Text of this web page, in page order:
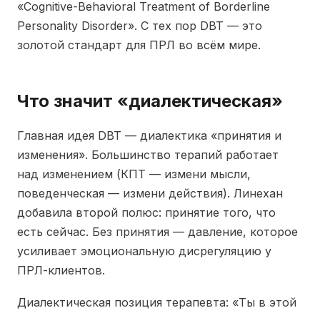
«Cognitive-Behavioral Treatment of Borderline
Personality Disorder». С тех пор DBT — это
золотой стандарт для ПРЛ во всём мире.
Что значит «диалектическая»
Главная идея DBT — диалектика «принятия и
изменения». Большинство терапий работает
над изменением (КПТ — измени мысли,
поведенческая — измени действия). Линехан
добавила второй полюс: принятие того, что
есть сейчас. Без принятия — давление, которое
усиливает эмоциональную дисрегуляцию у
ПРЛ-клиентов.
Диалектическая позиция терапевта: «Ты в этой